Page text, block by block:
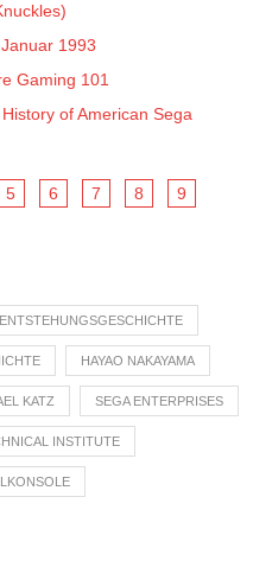
1993
Gaming 101
of American Sega
5 6 7 8
9
ENTSTEHUNGSGESCHICHTE
HAYAO NAKAYAMA
KATZ SEGA ENTERPRISES
INSTITUTE